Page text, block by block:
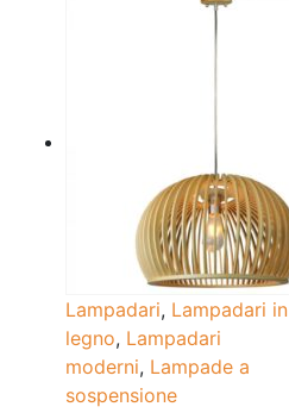
Lampadari, Lampadari in
legno, Lampadari
moderni, Lampade a
sospensione